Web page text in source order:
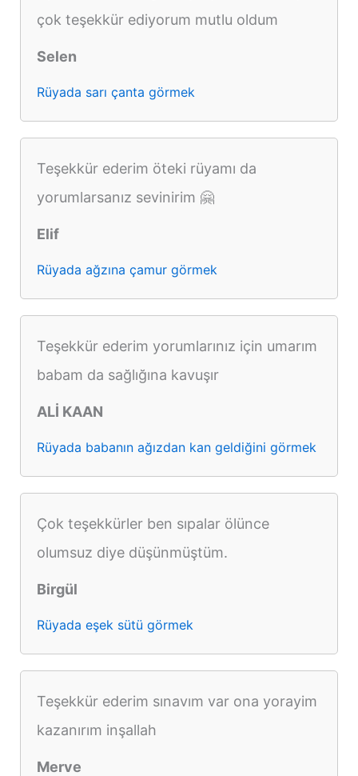
çok teşekkür ediyorum mutlu oldum
Selen
Rüyada sarı çanta görmek
Teşekkür ederim öteki rüyamı da
yorumlarsanız sevinirim 🤗
Elif
Rüyada ağzına çamur görmek
Teşekkür ederim yorumlarınız için umarım
babam da sağlığına kavuşır
ALİ KAAN
Rüyada babanın ağızdan kan geldiğini görmek
Çok teşekkürler ben sıpalar ölünce
olumsuz diye düşünmüştüm.
Birgül
Rüyada eşek sütü görmek
Teşekkür ederim sınavım var ona yorayim
kazanırım inşallah
Merve